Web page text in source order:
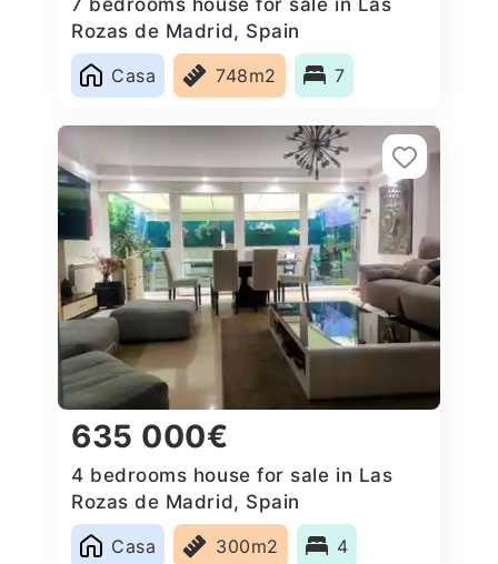
Rozas de Madrid, Spain
Casa
748m2 7
635 000€
4 bedrooms house for sale in Las
Rozas de Madrid, Spain
Casa
300m2 4